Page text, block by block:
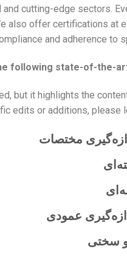
cutting-edge sectors.
also offer certifications at
and adherence to
following state-of-the-
مختصات
عمودی
سختی